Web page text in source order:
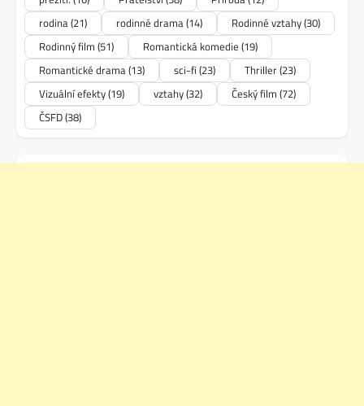
rodina(21) rodinné drama(14) Rodinné vztahy(30)
Rodinný film (51) Romantická komedie (19)
Romantické drama(13) sci-fi (23) Thriller(23)
Vizuální efekty(19) vztahy(32) Český film (72)
ČSFD(38)